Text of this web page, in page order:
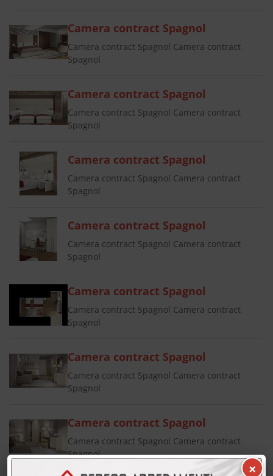
Camera contract Spagnol
Camera contract Spagnol Camera contract
Spagnol
Camera contract Spagnol
Camera contract Spagnol Camera contract
Spagnol
Camera contract Spagnol
Camera contract Spagnol Camera contract
Spagnol
Camera contract Spagnol
Camera contract Spagnol Camera contract
Spagnol
Camera contract Spagnol
Camera contract Spagnol Camera contract
Spagnol
Camera contract Spagnol
Camera contract Spagnol Camera contract
Spagnol
Camera contract Spagnol
Camera contract Spagnol Camera contract
Spagnol
×